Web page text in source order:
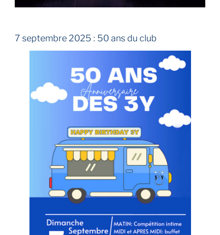
7 septembre 2025 : 50 ans du club